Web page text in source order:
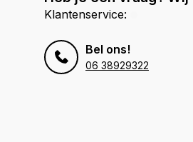
Klantenservice:
Bel ons!
06 38929322